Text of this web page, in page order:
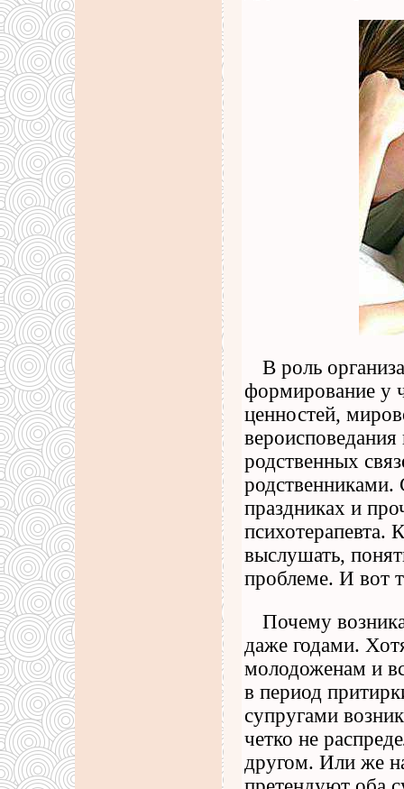
В роль
формирование у
ценностей,
вероисповедания
родственных
родственниками.
праздниках и
психотерапевта.
выслушать,
проблеме. И вот
Почему
даже годами.
молодоженам и
в период
супругами
четко не
другом. Или же